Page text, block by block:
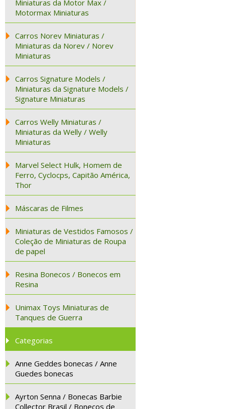
Miniaturas da Motor Max /
Motormax Miniaturas
Carros Norev Miniaturas /
Miniaturas da Norev / Norev
Miniaturas
Carros Signature Models /
Miniaturas da Signature Models /
Signature Miniaturas
Carros Welly Miniaturas /
Miniaturas da Welly / Welly
Miniaturas
Marvel Select Hulk, Homem de
Ferro, Cyclocps, Capitão América,
Thor
Máscaras de Filmes
Miniaturas de Vestidos Famosos /
Coleção de Miniaturas de Roupa
de papel
Resina Bonecos / Bonecos em
Resina
Unimax Toys Miniaturas de
Tanques de Guerra
Categorias
Anne Geddes bonecas / Anne
Guedes bonecas
Ayrton Senna / Bonecas Barbie
Collector Brasil / Bonecos de